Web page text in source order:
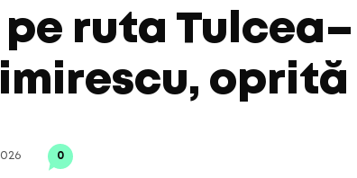
ruta Tulcea–
oprită
0